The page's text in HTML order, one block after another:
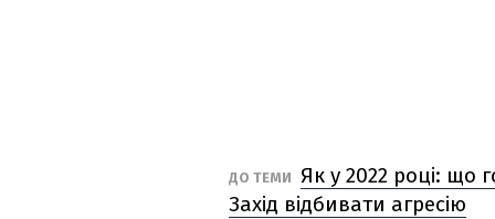
ДО ТЕМИ Як у 2022 році: що
Захід відбивати агресію